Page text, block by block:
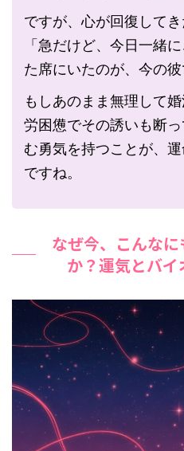
ですが、心が回復して
「急だけど、今日一緒
た席にいたのが、今の彼
もしあのまま無理して
労困憊でその誘いも断
む勇気を持つことが、
ですね。
なぜ今、こんな
か？運気とバ